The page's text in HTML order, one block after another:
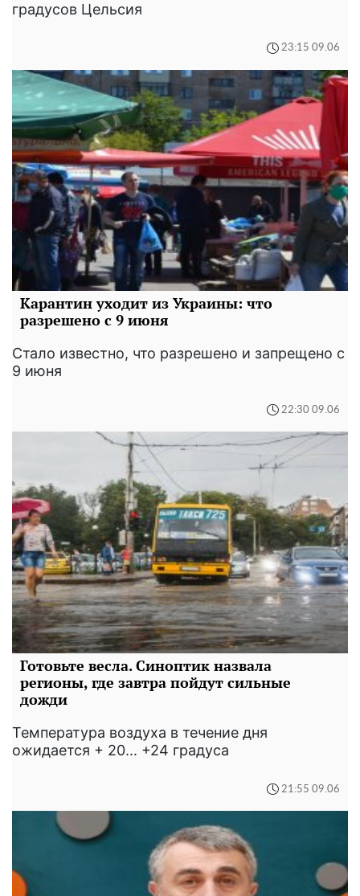
градусов Цельсия
23:15 09.06
Карантин уходит из Украины: что
разрешено с 9 июня
Стало известно, что разрешено и запрещено с
9 июня
22:30 09.06
Готовьте весла. Синоптик назвала
регионы, где завтра пойдут сильные
дожди
Температура воздуха в течение дня
ожидается + 20... +24 градуса
21:55 09.06